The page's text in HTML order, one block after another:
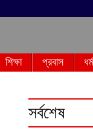
শিক্ষা প্রবাস ধর্ম
সর্বশেষ